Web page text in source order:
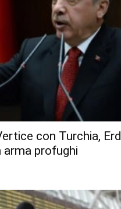
con Turchia,
profughi